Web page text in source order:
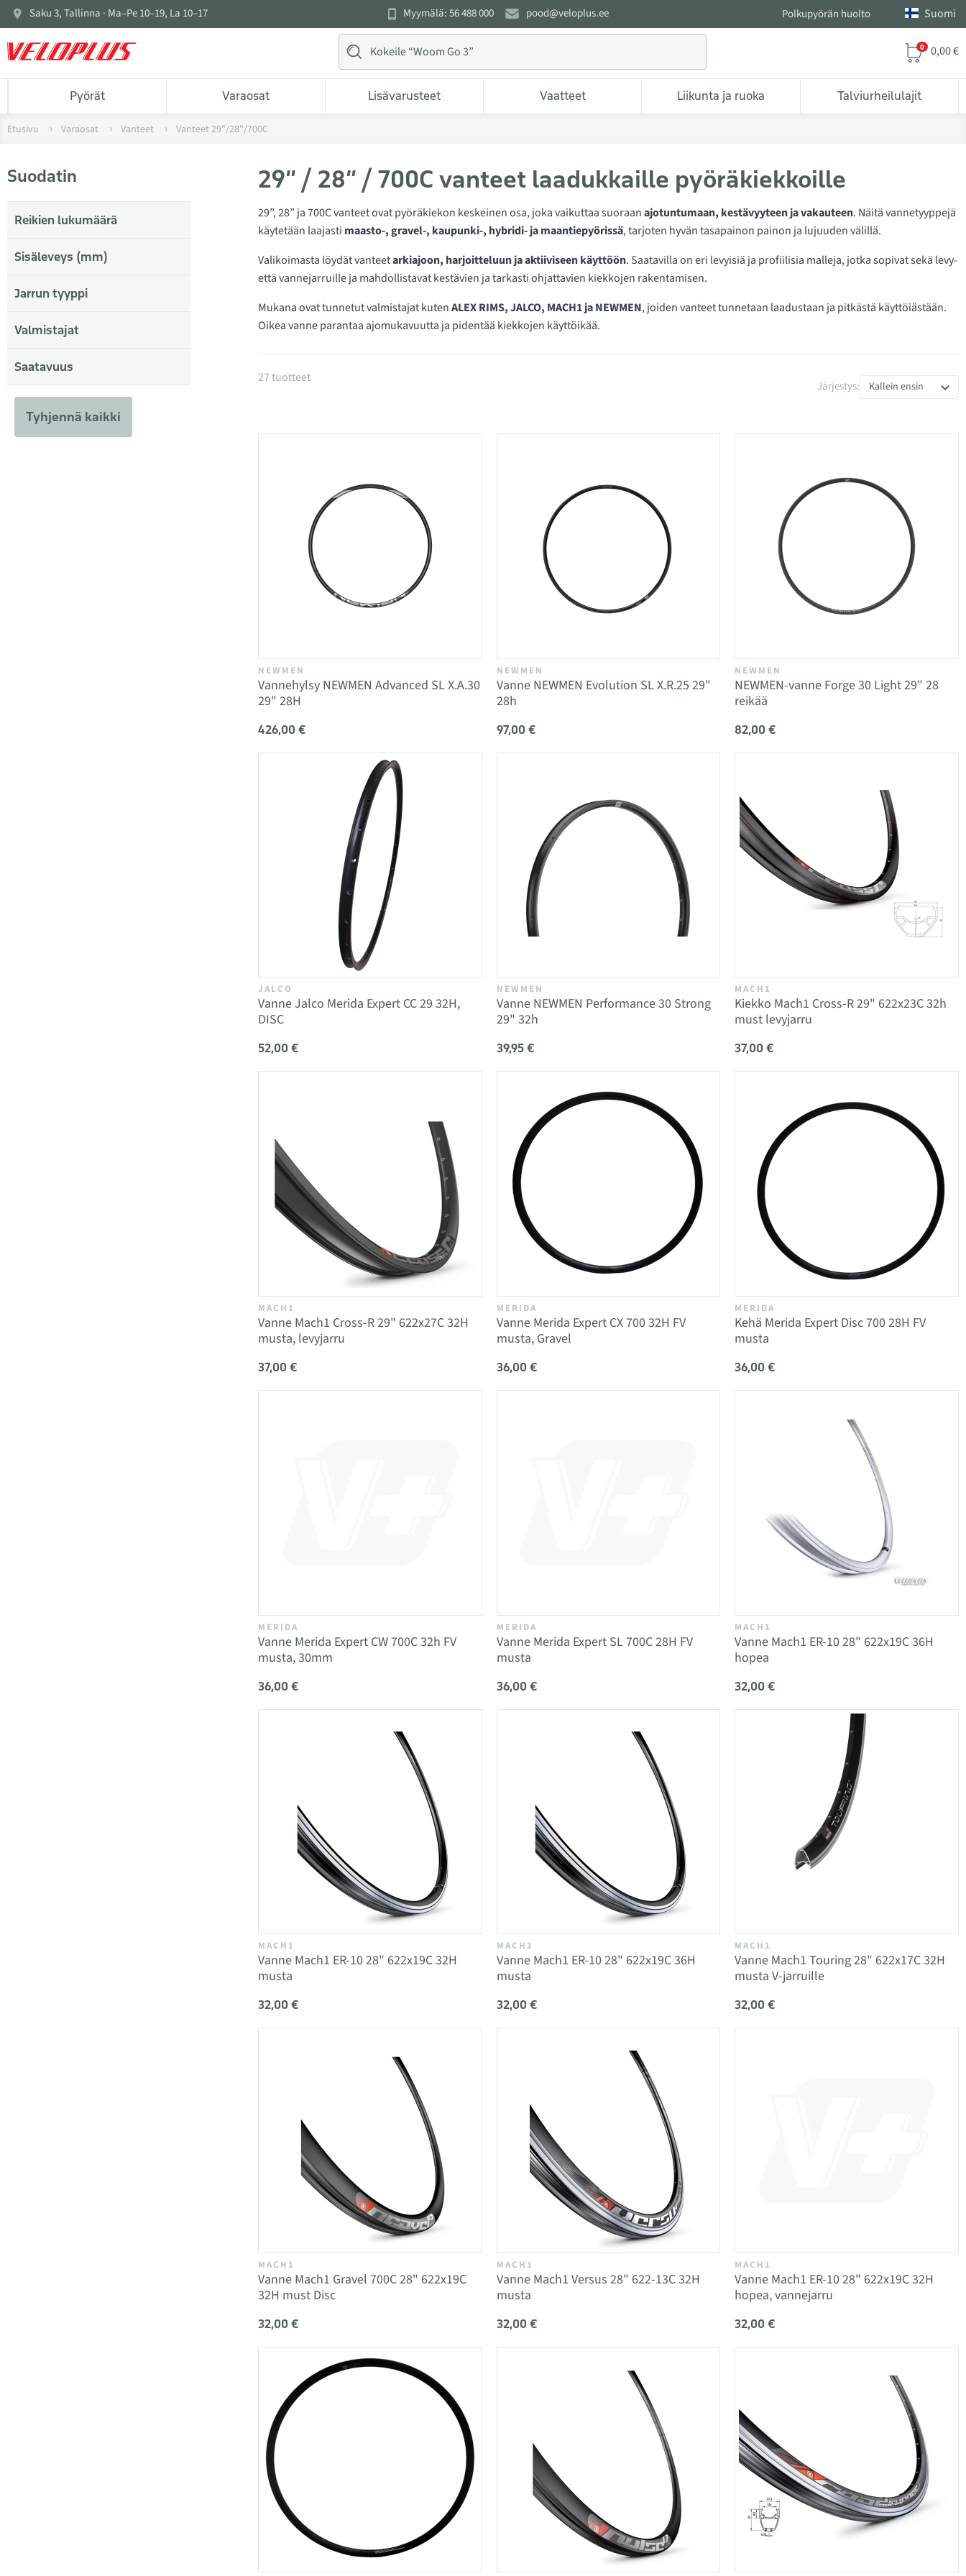
Saku 3, Tallinna · Ma–Pe 10–19, La 10–17 Myymälä: 56 488 000 pood@veloplus.ee Polkupyörän huolto Suomi
0 0,00 €
Pyörät Varaosat Lisävarusteet Vaatteet Liikunta ja ruoka Talviurheilulajit
Etusivu Varaosat Vanteet Vanteet 29"/28"/700C
29” / 28” / 700C vanteet laadukkaille pyöräkiekkoille
29”, 28” ja 700C vanteet ovat pyöräkiekon keskeinen osa, joka vaikuttaa suoraanajotuntumaan, kestävyyteen ja vakauteen. Näitä vannetyyppejä
käytetään laajasti maasto-, gravel-, kaupunki-, hybridi- ja maantiepyörissä, tarjoten hyvän tasapainon painon ja lujuuden välillä.
Valikoimasta löydät vanteetarkiajoon, harjoitteluun ja aktiiviseen käyttöön. Saatavilla on eri levyisiä ja profiilisia malleja, jotka sopivat sekä levy-
että vannejarruille ja mahdollistavat kestävien ja tarkasti ohjattavien kiekkojen rakentamisen.
Mukana ovat tunnetut valmistajat kutenALEX RIMS, JALCO, MACH1 ja NEWMEN, joiden vanteet tunnetaan laadustaan ja pitkästä käyttöiästään.
Oikea vanne parantaa ajomukavuutta ja pidentää kiekkojen käyttöikää.
Suodatin
Reikien lukumäärä
Sisäleveys (mm)
Jarrun tyyppi
Valmistajat
Saatavuus
Tyhjennä kaikki
Tuotteet kategoriassa Vanteet 29"/28"/700C
27 tuotteet
Järjestys: Kallein ensin
NEWMEN
Vannehylsy NEWMEN Advanced SL X.A.30
29" 28H
426,00 €
NEWMEN
Vanne NEWMEN Evolution SL X.R.25 29"
28h
97,00 €
NEWMEN
NEWMEN-vanne Forge 30 Light 29" 28
reikää
82,00 €
JALCO
Vanne Jalco Merida Expert CC 29 32H,
DISC
52,00 €
NEWMEN
Vanne NEWMEN Performance 30 Strong
29" 32h
39,95 €
MACH1
Kiekko Mach1 Cross-R 29" 622x23C 32h
must levyjarru
37,00 €
MACH1
Vanne Mach1 Cross-R 29" 622x27C 32H
musta, levyjarru
37,00 €
MERIDA
Vanne Merida Expert CX 700 32H FV
musta, Gravel
36,00 €
MERIDA
Kehä Merida Expert Disc 700 28H FV
musta
36,00 €
MERIDA
Vanne Merida Expert CW 700C 32h FV
musta, 30mm
36,00 €
MERIDA
Vanne Merida Expert SL 700C 28H FV
musta
36,00 €
MACH1
Vanne Mach1 ER-10 28" 622x19C 36H
hopea
32,00 €
MACH1
Vanne Mach1 ER-10 28" 622x19C 32H
musta
32,00 €
MACH1
Vanne Mach1 ER-10 28" 622x19C 36H
musta
32,00 €
MACH1
Vanne Mach1 Touring 28" 622x17C 32H
musta V-jarruille
32,00 €
MACH1
Vanne Mach1 Gravel 700C 28" 622x19C
32H must Disc
32,00 €
MACH1
Vanne Mach1 Versus 28" 622-13C 32H
musta
32,00 €
MACH1
Vanne Mach1 ER-10 28" 622x19C 32H
hopea, vannejarru
32,00 €